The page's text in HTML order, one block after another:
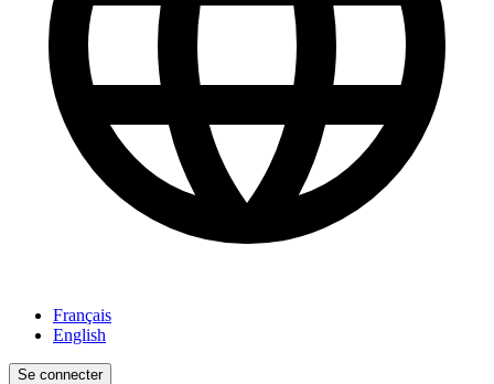
Français
English
Se connecter